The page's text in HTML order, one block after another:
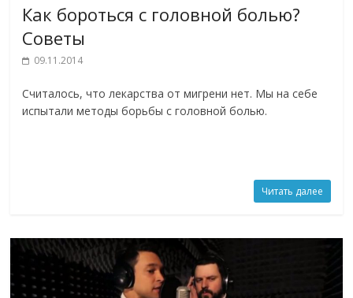
Как бороться с головной болью?
Советы
09.11.2014
Считалось, что лекарства от мигрени нет. Мы на себе
испытали методы борьбы с головной болью.
Читать далее